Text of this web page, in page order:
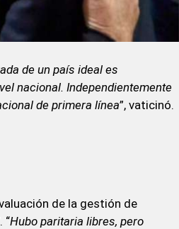
de un país ideal es
nacional. Independientemente
de primera línea”, vaticinó.
de la gestión de
“Hubo paritaria libres, pero